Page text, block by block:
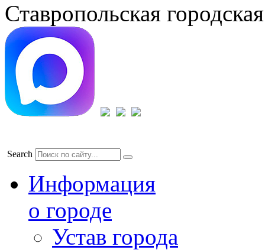
Ставропольская
Search
Информация
о городе
Устав города